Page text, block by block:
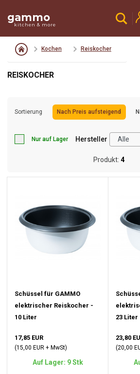
gammo
kitchen & more
Kochen Reiskocher
REISKOCHER
Sortierung Nach Preis aufsteigend
Nur auf Lager Hersteller
Produkt: 4
Schüssel für GAMMO
elektrischer Reiskocher -
10 Liter
17,85 EUR
(15,00 EUR + MwSt)
Auf Lager: 9 Stk
23 Liter
23,80
(20,00